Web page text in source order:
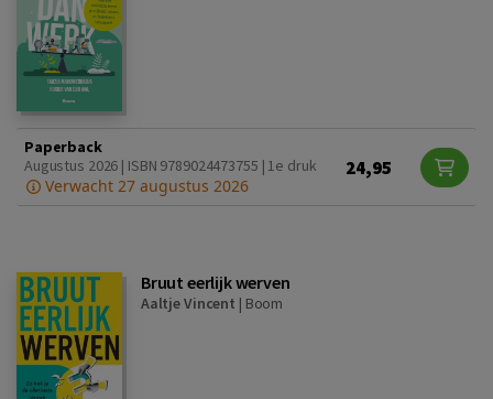
Paperback
Augustus 2026 | ISBN 9789024473755 | 1e druk
Verwacht 27 augustus 2026
24,95
Bruut eerlijk werven
Aaltje Vincent | Boom